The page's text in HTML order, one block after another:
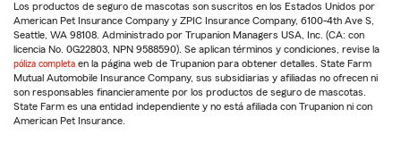
Los productos de seguro de mascotas son suscritos en los Estados Unidos por
American Pet Insurance Company y ZPIC Insurance Company, 6100-4th Ave S,
Seattle, WA 98108. Administrado por Trupanion Managers USA, Inc. (CA: con
licencia No. 0G22803, NPN 9588590). Se aplican términos y condiciones, revise la
póliza completa en la página web de Trupanion para obtener detalles. State Farm
Mutual Automobile Insurance Company, sus subsidiarias y afiliadas no ofrecen ni
son responsables financieramente por los productos de seguro de mascotas.
State Farm es una entidad independiente y no está afiliada con Trupanion ni con
American Pet Insurance.